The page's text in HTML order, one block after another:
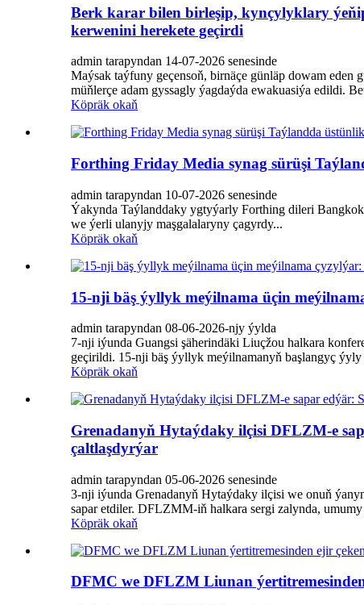
Berk karar bilen birleşip, kynçylyklary
kerwenini herekete geçirdi
admin tarapyndan 14-07-2026 senesinde
Maýsak taýfuny geçensoň, birnäçe günläp dowam
müňlerçe adam gyssagly ýagdaýda ewakuasiýa edildi.
Köpräk okaň
Forthing Friday Media synag sürüşi
admin tarapyndan 10-07-2026 senesinde
Ýakynda Taýlanddaky ygtyýarly Forthing dileri
we ýerli ulanyjy maşgalalaryny çagyrdy...
Köpräk okaň
15-nji bäş ýyllyk meýilnama üçin
admin tarapyndan 08-06-2026-njy ýylda
7-nji iýunda Guangsi şäherindäki Liuçžou halkara
geçirildi. 15-nji bäş ýyllyk meýilnamanyň başlangyç
Köpräk okaň
Grenadanyň Hytaýdaky ilçisi DFLZM-e
çaltlaşdyrýar
admin tarapyndan 05-06-2026 senesinde
3-nji iýunda Grenadanyň Hytaýdaky ilçisi we onuň
sapar etdiler. DFLZMM-iň halkara sergi zalynda,
Köpräk okaň
DFMC we DFLZM Liunan